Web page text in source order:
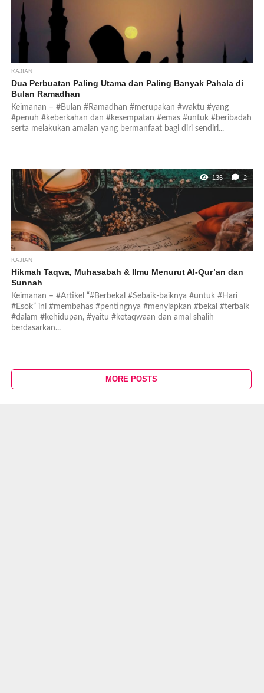
KAJIAN
Dua Perbuatan Paling Utama dan Paling Banyak Pahala di
Bulan Ramadhan
Keimanan – #Bulan #Ramadhan #merupakan #waktu #yang
#penuh #keberkahan dan #kesempatan #emas #untuk #beribadah
serta melakukan amalan yang bermanfaat bagi diri sendiri...
136 2
KAJIAN
Hikmah Taqwa, Muhasabah & Ilmu Menurut Al-Qur’an dan
Sunnah
Keimanan – #Artikel “#Berbekal #Sebaik-baiknya #untuk #Hari
#Esok” ini #membahas #pentingnya #menyiapkan #bekal #terbaik
#dalam #kehidupan, #yaitu #ketaqwaan dan amal shalih
berdasarkan...
MORE POSTS